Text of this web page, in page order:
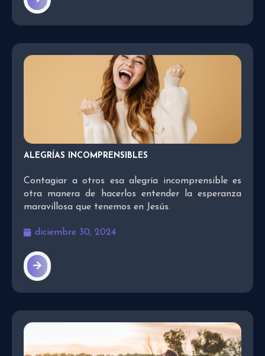
ALEGRÍAS INCOMPRENSIBLES
Contagiar a otros esa alegría incomprensible es
otra manera de hacerlos entender la esperanza
maravillosa que tenemos en Jesús.
diciembre 30, 2024